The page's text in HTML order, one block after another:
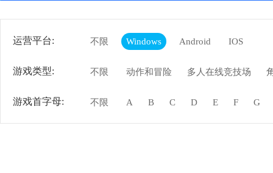
运营平台: 不限 Windows Android IOS
游戏类型: 不限 动作和冒险 多人在线竞技场
游戏首字母: 不限 A B C D E F G